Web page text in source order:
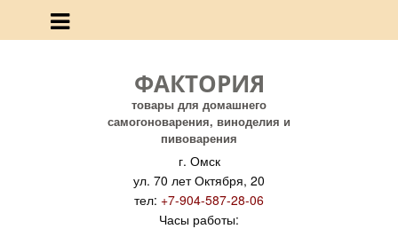
ФАКТОРИЯ
товары для домашнего
самогоноварения, виноделия и
пивоварения
г. Омск
ул. 70 лет Октября, 20
тел: +7-904-587-28-06
Часы работы: